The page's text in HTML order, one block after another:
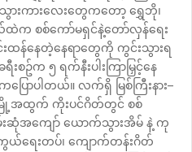
သွားကားလေးတွေကတော့ ရွှေဘို၊
က စစ်ကော်မရှင်နဲ့တော်လှန်ရေး
ထန်နေတဲ့နေရာတွေကို ကွင်းသွားရ
ခရီးစဥ်က ၅ ရက်နီးပါးကြာမြှင့်နေ
ောပါတယ်။ လက်ရှိ မြစ်ကြီးနား–
မြို့အထွက် ကိုးပင်ဂိတ်တွင် စစ်
းဆုံအကျော် ယောက်သွားအိမ် နဲ့ ကု
ရေးတပ်၊ ကျောက်တန်းဂိတ်